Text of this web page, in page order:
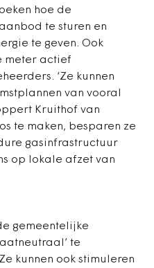
hoe de
te sturen en
te geven. Ook
meter actief
‘Ze kunnen
van vooral
Kruithof van
te maken, besparen ze
gasinfrastructuur
op lokale afzet van
gemeentelijke
te
kunnen ook stimuleren